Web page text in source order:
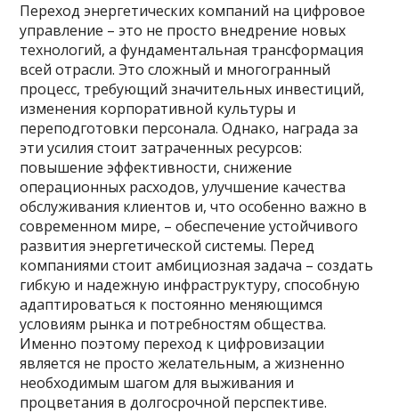
Переход энергетических компаний на цифровое
управление – это не просто внедрение новых
технологий, а фундаментальная трансформация
всей отрасли. Это сложный и многогранный
процесс, требующий значительных инвестиций,
изменения корпоративной культуры и
переподготовки персонала. Однако, награда за
эти усилия стоит затраченных ресурсов:
повышение эффективности, снижение
операционных расходов, улучшение качества
обслуживания клиентов и, что особенно важно в
современном мире, – обеспечение устойчивого
развития энергетической системы. Перед
компаниями стоит амбициозная задача – создать
гибкую и надежную инфраструктуру, способную
адаптироваться к постоянно меняющимся
условиям рынка и потребностям общества.
Именно поэтому переход к цифровизации
является не просто желательным, а жизненно
необходимым шагом для выживания и
процветания в долгосрочной перспективе.